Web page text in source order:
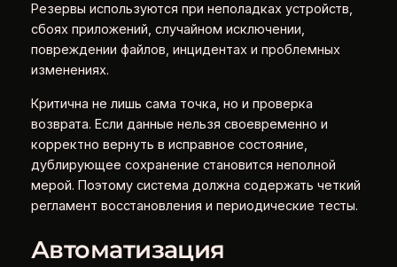
Резервы используются при неполадках устройств,
сбоях приложений, случайном исключении,
повреждении файлов, инцидентах и проблемных
изменениях.
Критична не лишь сама точка, но и проверка
возврата. Если данные нельзя своевременно и
корректно вернуть в исправное состояние,
дублирующее сохранение становится неполной
мерой. Поэтому система должна содержать четкий
регламент восстановления и периодические тесты.
Автоматизация